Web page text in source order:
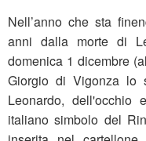
Nell’anno che sta
anni dalla morte di
domenica 1 dicembre
Giorgio di Vigonza lo
Leonardo, dell'occhio
italiano simbolo del